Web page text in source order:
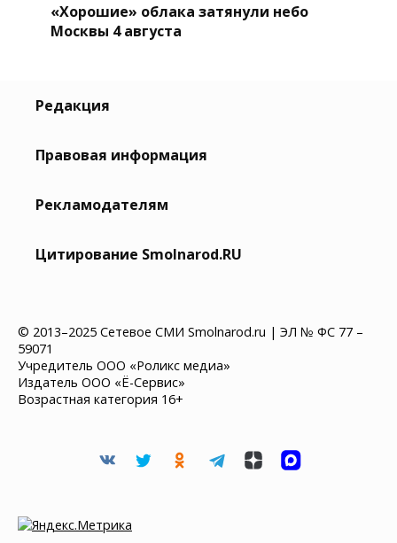
«Хорошие» облака затянули небо
Москвы 4 августа
Редакция
Правовая информация
Рекламодателям
Цитирование Smolnarod.RU
© 2013–2025 Сетевое СМИ Smolnarod.ru | ЭЛ № ФС 77 –
59071
Учредитель ООО «Роликс медиа»
Издатель ООО «Ё-Сервис»
Возрастная категория 16+